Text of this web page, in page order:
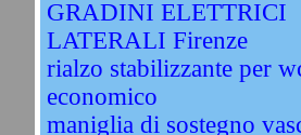
GRADINI ELETTRICI
LATERALI Firenze
rialzo stabilizzante per
economico
maniglia di sostegno